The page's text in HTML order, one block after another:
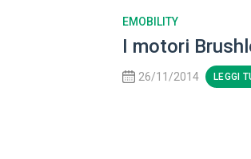
EMOBILITY
I motori
26/11/2014 LEGGI